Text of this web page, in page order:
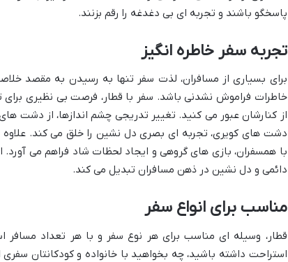
پاسخگو باشند و تجربه ای بی دغدغه را رقم بزنند.
تجربه سفر خاطره انگیز
برای بسیاری از مسافران، لذت سفر تنها به رسیدن به مقصد
خاطرات فراموش نشدنی باشد. سفر با قطار، فرصت بی نظیری
از کنارشان عبور می کنید. تغییر تدریجی چشم اندازها، از دشت
دشت های کویری، تجربه ای بصری دل نشین را خلق می کند.
با همسفران، بازی های گروهی و ایجاد لحظات شاد فراهم می آورد.
دائمی و دل نشین در ذهن مسافران تبدیل می کند.
مناسب برای انواع سفر
قطار، وسیله ای مناسب برای هر نوع سفر و با هر تعداد
استراحت داشته باشید، چه بخواهید با خانواده و کودکانتان